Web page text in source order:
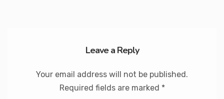
Leave a Reply
Your email address will not be published.
Required fields are marked *